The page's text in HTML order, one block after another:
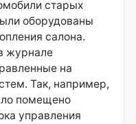
старых
оборудованы
салона.
журнале
на
Так, например,
помещено
управления